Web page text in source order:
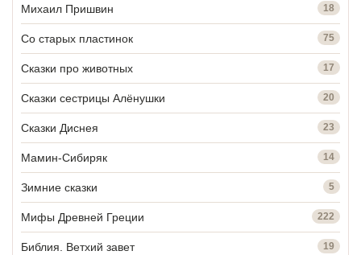
Михаил Пришвин 18
Со старых пластинок 75
Сказки про животных 17
Сказки сестрицы Алёнушки 20
Сказки Диснея 23
Мамин-Сибиряк 14
Зимние сказки 5
Мифы Древней Греции 222
Библия. Ветхий завет 19